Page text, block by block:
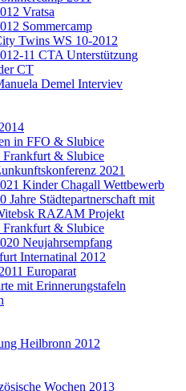
Vratsa
Sommercamp
Twins WS 10-2012
11 CTA Unterstützung
CT
Demel Interviev
in FFO & Slubice
Frankfurt & Slubice
2021
Kinder Chagall Wettbewerb
Jahre Städtepartnerschaft mit
RAZAM Projekt
Frankfurt & Slubice
Neujahrsempfang
Internatinal 2012
Europarat
mit Erinnerungstafeln
Heilbronn 2012
Wochen 2013